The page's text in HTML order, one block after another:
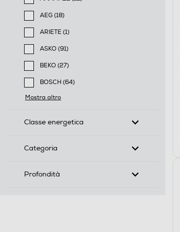
Filtra per Marca: AAAMAZE
AEG (18)
Filtra per Marca: AEG
ARIETE (1)
Filtra per Marca: ARIETE
ASKO (91)
Filtra per Marca: ASKO
BEKO (27)
Filtra per Marca: BEKO
BOSCH (64)
Filtra per Marca: BOSCH
Mostra altro
Classe energetica
Categoria
Profondità